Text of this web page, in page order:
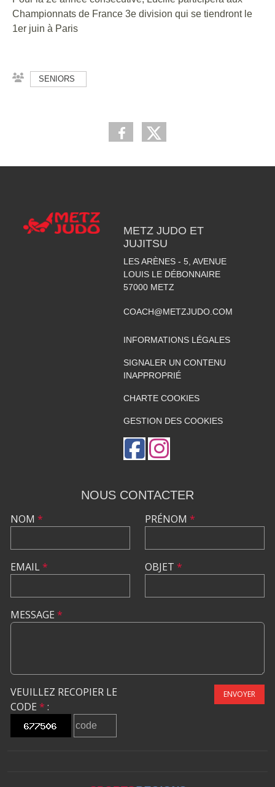
Championnats de France 3e division qui se tiendront le
1er juin à Paris
SENIORS
METZ JUDO ET
JUJITSU
LES ARÈNES - 5, AVENUE
LOUIS LE DÉBONNAIRE
57000 METZ
COACH@METZJUDO.COM
INFORMATIONS LÉGALES
SIGNALER UN CONTENU
INAPPROPRIÉ
CHARTE COOKIES
GESTION DES COOKIES
NOUS CONTACTER
NOM *
EMAIL*
PRÉNOM *
OBJET *
MESSAGE *
VEUILLEZ RECOPIER LE
CODE * :
ENVOYER